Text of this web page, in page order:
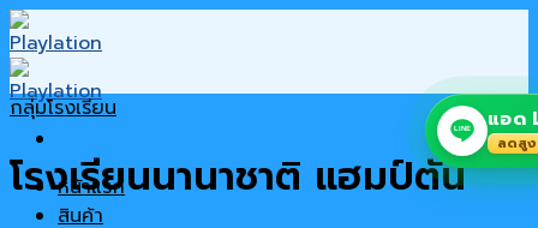
Skip
to
content
หน้าแรก
สินค้า
กลุ่มโรงเรียน
โรงเรียนนานาชาติ แฮมป์ตัน
LINE แอด
ลดสู